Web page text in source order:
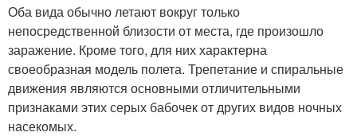
Оба вида обычно летают вокруг только
непосредственной близости от места, где произошло
заражение. Кроме того, для них характерна
своеобразная модель полета. Трепетание и спиральные
движения являются основными отличительными
признаками этих серых бабочек от других видов ночных
насекомых.